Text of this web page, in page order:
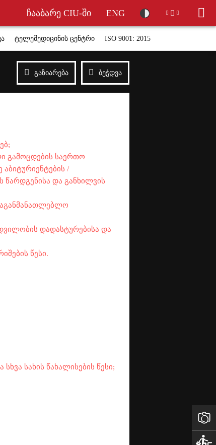
ჩააბარე CIU-ში ENG
ტელემედიცინის ცენტრი ISO 9001: 2015
გაზიარება ბეჭდვა
გამოცდების საერთო
/
წარდგენისა და განხილვის
დადასტურებისა და
წესი.
სახის წახალისების წესი;